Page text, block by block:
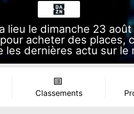
lieu le dimanche 23
acheter des places,
les dernières actu sur le
Classements